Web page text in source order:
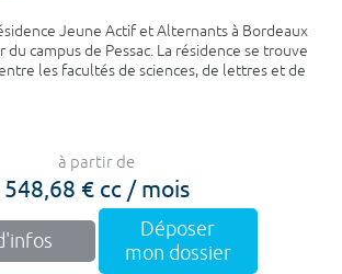
Jeune Actif et Alternants à Bordeaux
campus de Pessac. La résidence se trouve
les facultés de sciences, de lettres et de
à partir de
548,68 € cc / mois
Déposer
mon dossier